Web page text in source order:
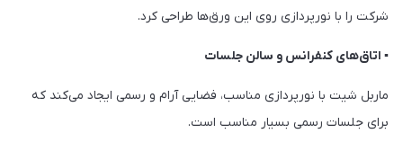
شرکت را با نورپردازی روی این ورق‌ها طراحی کرد.
▪ اتاق‌های کنفرانس و سالن جلسات
ماربل شیت با نورپردازی مناسب، فضایی آرام و رسمی ایجاد می‌کند که
برای جلسات رسمی بسیار مناسب است.